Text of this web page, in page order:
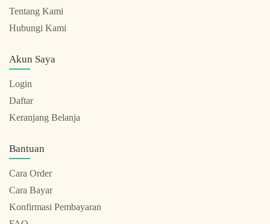
Tentang Kami
Hubungi Kami
Akun Saya
Login
Daftar
Keranjang Belanja
Bantuan
Cara Order
Cara Bayar
Konfirmasi Pembayaran